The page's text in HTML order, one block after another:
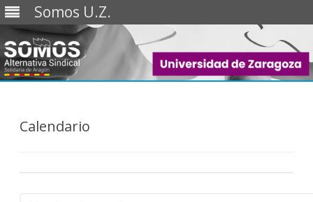
Somos U.Z.
Saltar
Calendario